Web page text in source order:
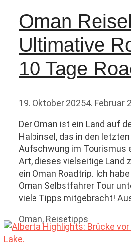
Oman
Ultimative
10 Tage
19. Oktober 20254. Februar
Der Oman ist ein Land auf
Halbinsel, das in den
Aufschwung im Tourismus
Art, dieses vielseitige Land
ein Oman Roadtrip. Ich
Oman Selbstfahrer Tour
viele Tipps mitgebracht!
Kategorien
Oman, Reisetipps